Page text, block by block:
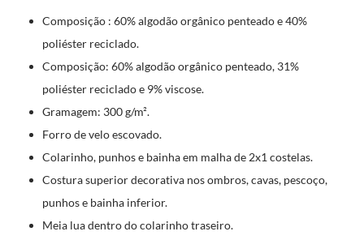
Composição : 60% algodão orgânico penteado e 40%
poliéster reciclado.
Composição: 60% algodão orgânico penteado, 31%
poliéster reciclado e 9% viscose.
Gramagem: 300 g/m².
Forro de velo escovado.
Colarinho, punhos e bainha em malha de 2x1 costelas.
Costura superior decorativa nos ombros, cavas, pescoço,
punhos e bainha inferior.
Meia lua dentro do colarinho traseiro.